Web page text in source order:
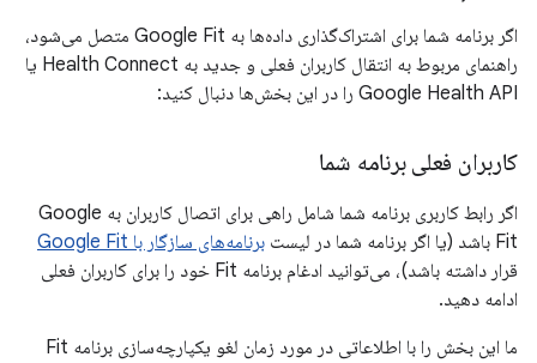
اگر برنامه شما برای اشتراک‌گذاری داده‌ها به Google Fit متصل می‌شود،
راهنمای مربوط به انتقال کاربران فعلی و جدید به Health Connect یا
Google Health API را در این بخش‌ها دنبال کنید:
کاربران فعلی برنامه شما
اگر رابط کاربری برنامه شما شامل راهی برای اتصال کاربران به Google
Fit باشد (یا اگر برنامه شما در لیست
برنامه‌های سازگار با Google Fit
قرار داشته باشد)، می‌توانید ادغام برنامه Fit خود را برای کاربران فعلی
ادامه دهید.
ما این بخش را با اطلاعاتی در مورد زمان لغو یکپارچه‌سازی برنامه Fit